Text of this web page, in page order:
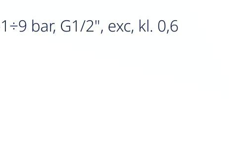
bar, G1/2", exc, kl. 0,6